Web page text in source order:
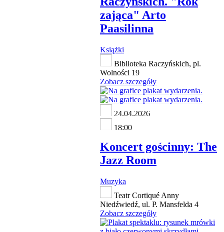
zająca" Arto
Paasilinna
Książki
Biblioteka Raczyńskich, pl.
Wolności 19
Zobacz szczegóły
24.04.2026
18:00
Koncert gościnny: The
Jazz Room
Muzyka
Teatr Cortiqué Anny
Niedźwiedź, ul. P. Mansfelda 4
Zobacz szczegóły